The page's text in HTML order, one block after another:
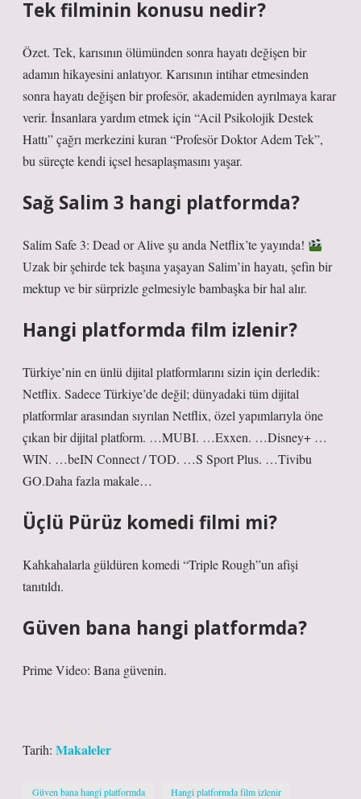
Tek filminin konusu nedir?
Özet. Tek, karısının ölümünden sonra hayatı değişen bir
adamın hikayesini anlatıyor. Karısının intihar etmesinden
sonra hayatı değişen bir profesör, akademiden ayrılmaya karar
verir. İnsanlara yardım etmek için “Acil Psikolojik Destek
Hattı” çağrı merkezini kuran “Profesör Doktor Adem Tek”,
bu süreçte kendi içsel hesaplaşmasını yaşar.
Sağ Salim 3 hangi platformda?
Salim Safe 3: Dead or Alive şu anda Netflix’te yayında!
Uzak bir şehirde tek başına yaşayan Salim’in hayatı, şefin bir
mektup ve bir sürprizle gelmesiyle bambaşka bir hal alır.
Hangi platformda film izlenir?
Türkiye’nin en ünlü dijital platformlarını sizin için derledik:
Netflix. Sadece Türkiye’de değil; dünyadaki tüm dijital
platformlar arasından sıyrılan Netflix, özel yapımlarıyla öne
çıkan bir dijital platform. …MUBI. …Exxen. …Disney+ …
WIN. …beIN Connect / TOD. …S Sport Plus. …Tivibu
GO.Daha fazla makale…
Üçlü Pürüz komedi filmi mi?
Kahkahalarla güldüren komedi “Triple Rough”un afişi
tanıtıldı.
Güven bana hangi platformda?
Prime Video: Bana güvenin.
Tarih: Makaleler
Güven bana hangi platformda Hangi platformda film izlenir